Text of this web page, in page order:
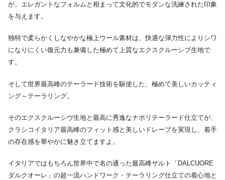
が、エレガントなフォルムと相まって文化的でモダンな洗練された印象
を与えます。
独特で柔らかくしなやかな極上ウール素材は、快適な弾力性によりシワ
になりにくい復元力も兼備した極めて上質なエクスクルーシブ生地で
す。
そして世界最高峰のテーラード技術を駆使した、極めて美しいカッティ
ング～テーラリング。
そのエクスクルーシヴ生地と最高に秀逸なナポリテーラード仕立てが、
クラシコイタリア最高峰のフィット感と美しいドレープを実現し、着手
の存在感を華やかに魅き立てますよ。
イタリアではもちろん世界中で名の通った最高峰サルト「DALCUORE
ダルクオーレ」の超一流ハンドワーク・テーラリング仕立ての着心地と